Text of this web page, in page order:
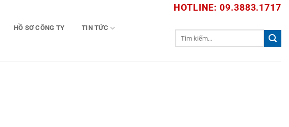
HOTLINE: 09.3883.1717
HỒ SƠ CÔNG TY TIN TỨC